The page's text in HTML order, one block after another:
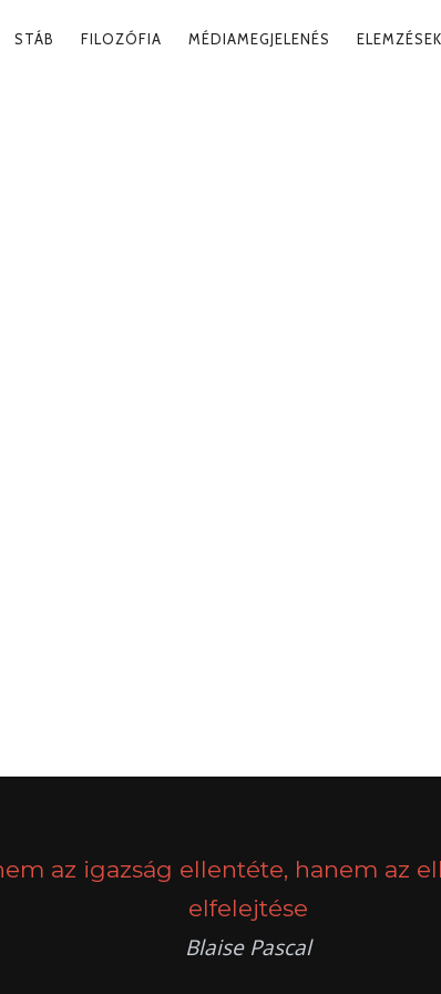
STÁB FILOZÓFIA MÉDIAMEGJELENÉS ELEMZÉSEK
az igazság ellentéte, hanem az
elfelejtése
Blaise Pascal